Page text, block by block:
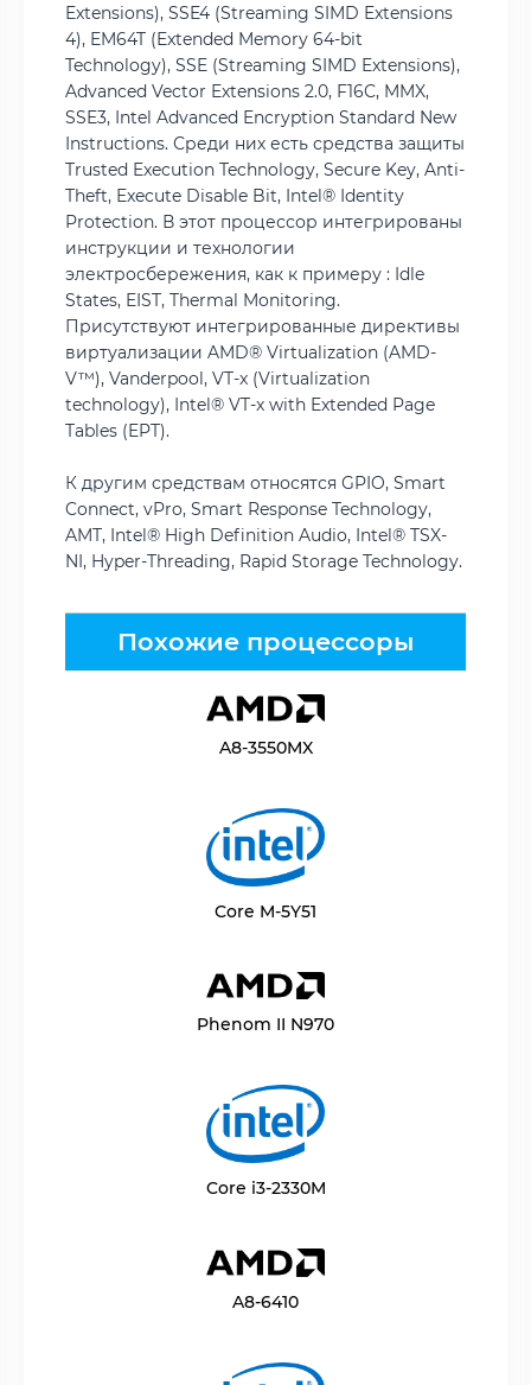
Extensions), SSE4 (Streaming SIMD Extensions
4), EM64T (Extended Memory 64-bit
Technology), SSE (Streaming SIMD Extensions),
Advanced Vector Extensions 2.0, F16C, MMX,
SSE3, Intel Advanced Encryption Standard New
Instructions. Среди них есть средства защиты
Trusted Execution Technology, Secure Key, Anti-
Theft, Execute Disable Bit, Intel® Identity
Protection. В этот процессор интегрированы
инструкции и технологии
электросбережения, как к примеру : Idle
States, EIST, Thermal Monitoring.
Присутствуют интегрированные директивы
виртуализации AMD® Virtualization (AMD-
V™), Vanderpool, VT-x (Virtualization
technology), Intel® VT-x with Extended Page
Tables (EPT).
К другим средствам относятся GPIO, Smart
Connect, vPro, Smart Response Technology,
AMT, Intel® High Definition Audio, Intel® TSX-
NI, Hyper-Threading, Rapid Storage Technology.
Похожие процессоры
A8-3550MX
Core M-5Y51
Phenom II N970
Core i3-2330M
A8-6410